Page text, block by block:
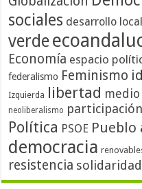
sociales desarrollo
verde
Economía espacio
federalismo Feminismo
Izquierda libertad
neoliberalismo
Política PSOE Pueblo
democracia
resistencia solidaridad